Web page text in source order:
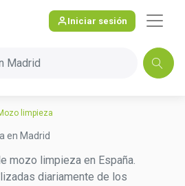
Iniciar sesión
Madrid
limpieza
en Madrid
mozo limpieza en España.
diariamente de los